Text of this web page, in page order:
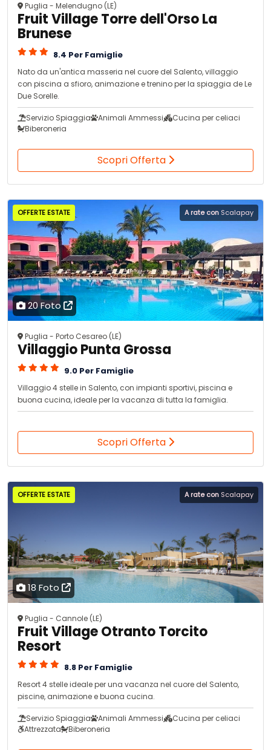
Puglia - Melendugno (LE)
Fruit Village Torre dell'Orso La
Brunese
8.4 Per Famiglie
Nato da un'antica masseria nel cuore del Salento, villaggio
con piscina a sfioro, animazione e trenino per la spiaggia de Le
Due Sorelle.
Servizio Spiaggia Animali Ammessi
Cucina per celiaci
Biberoneria
Scopri Offerta
20 Foto
OFFERTE ESTATE A rate con Scalapay
Puglia - Porto Cesareo (LE)
Villaggio Punta Grossa
9.0 Per Famiglie
Villaggio 4 stelle in Salento, con impianti sportivi, piscina e
buona cucina, ideale per la vacanza di tutta la famiglia.
Scopri Offerta
18 Foto
OFFERTE ESTATE A rate con Scalapay
Puglia - Cannole (LE)
Fruit Village Otranto Torcito
Resort
8.8 Per Famiglie
Resort 4 stelle ideale per una vacanza nel cuore del Salento,
piscine, animazione e buona cucina.
Servizio Spiaggia Animali Ammessi
Cucina per celiaci
Attrezzata
Biberoneria